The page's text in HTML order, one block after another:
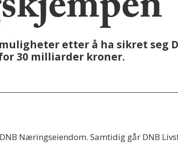
etter å ha sikret seg
30 milliarder kroner.
Næringseiendom. Samtidig går DNB